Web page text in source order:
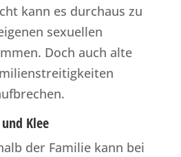
kann es durchaus zu
sexuellen
Doch auch alte
Klee
der Familie kann bei